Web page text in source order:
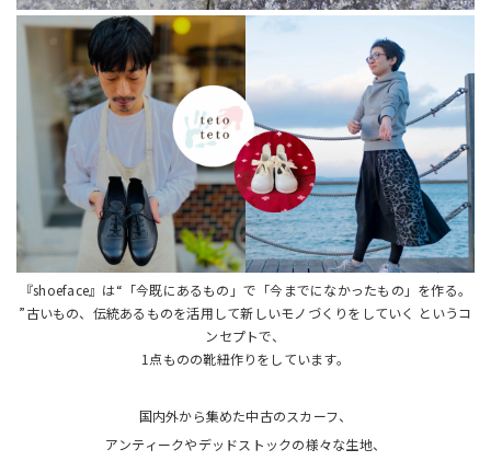
『shoeface』は“「今既にあるもの」で「今までになかったもの」を作る。
”古いもの、伝統あるものを活用して新しいモノづくりをしていく というコ
ンセプトで、
1点ものの靴紐作りをしています。
国内外から集めた中古のスカーフ、
アンティークやデッドストックの様々な生地、